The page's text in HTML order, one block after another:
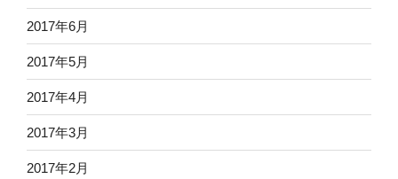
2017年6月
2017年5月
2017年4月
2017年3月
2017年2月